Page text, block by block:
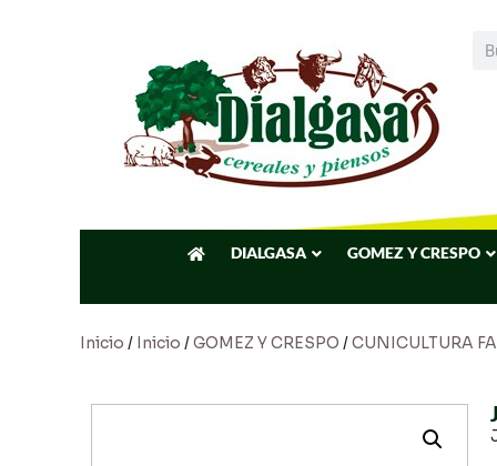
DIALGASA GOMEZ Y CRESPO
Inicio / Inicio /GOMEZ Y CRESPO /CUNICULTURA